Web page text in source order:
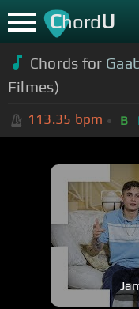
ChordU
Chords for
Filmes)
113.35 bpm B